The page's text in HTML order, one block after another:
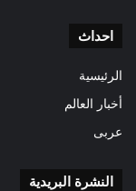
احداث
الرئيسية
أخبار العالم
عربى
النشرة البريدية